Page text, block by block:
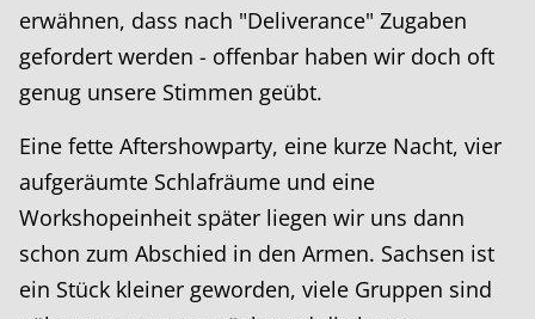
erwähnen, dass nach "Deliverance" Zugaben
gefordert werden - offenbar haben wir doch oft
genug unsere Stimmen geübt.
Eine fette Aftershowparty, eine kurze Nacht, vier
aufgeräumte Schlafräume und eine
Workshopeinheit später liegen wir uns dann
schon zum Abschied in den Armen. Sachsen ist
ein Stück kleiner geworden, viele Gruppen sind